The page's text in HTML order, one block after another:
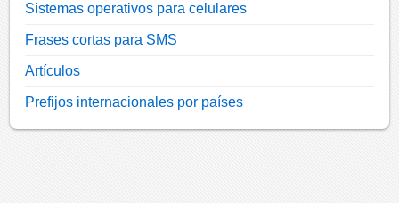
Sistemas operativos para celulares
Frases cortas para SMS
Artículos
Prefijos internacionales por países